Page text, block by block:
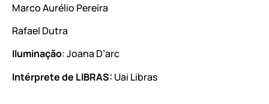
Marco Aurélio Pereira
Rafael Dutra
Iluminação: Joana D’arc
Intérprete de LIBRAS: Uai Libras